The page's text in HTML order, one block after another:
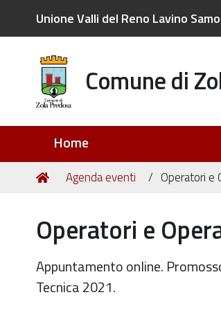
Unione Valli del Reno Lavino
Comune di
Home
Tu
Home
Agenda eventi Operatori e
Operatori e
Appuntamento online.
Tecnica 2021.